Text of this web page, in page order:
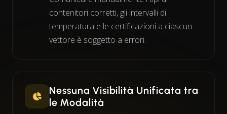
contenitori corretti, gli intervalli di
temperatura e le certificazioni a ciascun
vettore è soggetto a errori.
Nessuna Visibilità Unificata tra
le Modalità